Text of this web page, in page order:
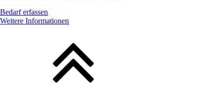
Bedarf erfassen
Weitere Informationen